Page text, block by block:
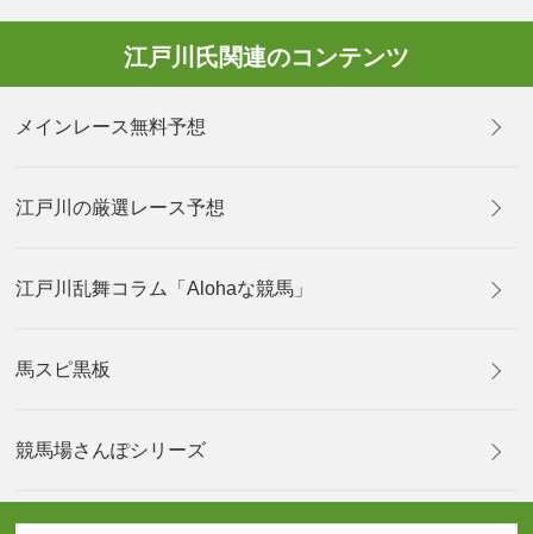
江戸川氏関連のコンテンツ
メインレース無料予想
江戸川の厳選レース予想
江戸川乱舞コラム「Alohaな競馬」
馬スピ黒板
競馬場さんぽシリーズ